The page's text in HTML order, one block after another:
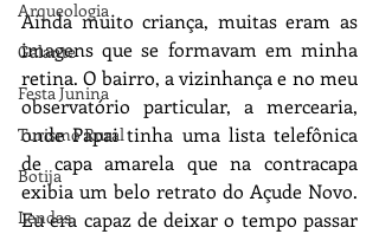
Arqueologia
Galante
Festa Junina
Turismo Rural
Botija
Lendas
Ainda muito criança, muitas eram as
imagens que se formavam em minha
retina. O bairro, a vizinhança e no meu
observatório particular, a mercearia,
onde Papai tinha uma lista telefônica
de capa amarela que na contracapa
exibia um belo retrato do Açude Novo.
Eu era capaz de deixar o tempo passar